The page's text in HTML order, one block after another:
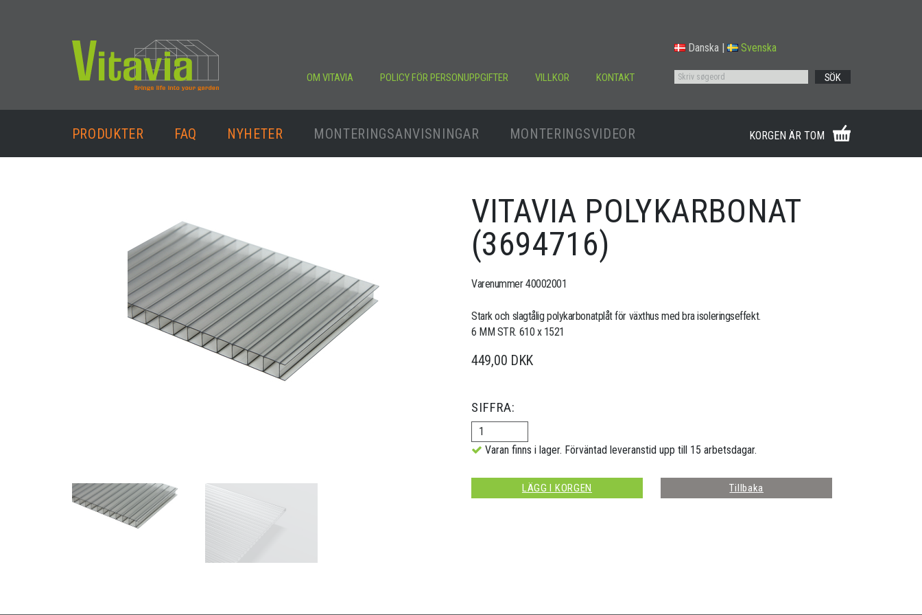
OM VITAVIA POLICY FÖR PERSONUPPGIFTER VILLKOR KONTAKT
Danska | Svenska
SÖK
PRODUKTER FAQ NYHETER MONTERINGSANVISNINGAR MONTERINGSVIDEOR KORGEN ÄR TOM
VITAVIA POLYKARBONAT
(3694716)
Varenummer 40002001
Stark och slagtålig polykarbonatplåt för växthus med bra isoleringseffekt.
6 MM STR. 610 x 1521
449,00 DKK
SIFFRA:
Varan finns i lager. Förväntad leveranstid upp till 15 arbetsdagar.
LÄGG I KORGEN Tillbaka